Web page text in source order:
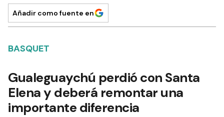
Añadir como fuente en
BASQUET
Gualeguaychú perdió con Santa
Elena y deberá remontar una
importante diferencia